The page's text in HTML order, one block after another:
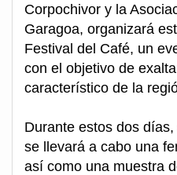
Corpochivor y la
Garagoa, organizará
Festival del Café, un
con el objetivo de
característico de la
Durante estos dos
se llevará a cabo una
así como una muestra